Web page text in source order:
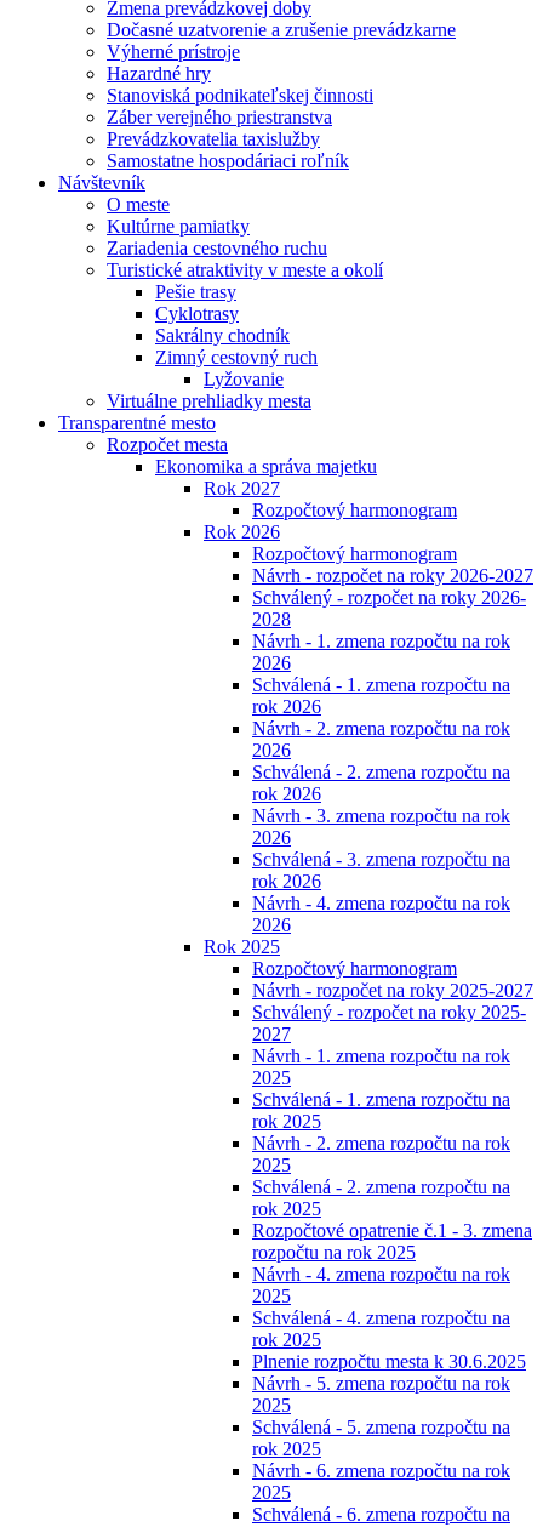
Zmena prevádzkovej doby
Dočasné uzatvorenie a zrušenie prevádzkarne
Výherné prístroje
Hazardné hry
Stanoviská podnikateľskej činnosti
Záber verejného priestranstva
Prevádzkovatelia taxislužby
Samostatne hospodáriaci roľník
Návštevník
O meste
Kultúrne pamiatky
Zariadenia cestovného ruchu
Turistické atraktivity v meste a okolí
Pešie trasy
Cyklotrasy
Sakrálny chodník
Zimný cestovný ruch
Lyžovanie
Virtuálne prehliadky mesta
Transparentné mesto
Rozpočet mesta
Ekonomika a správa majetku
Rok 2027
Rozpočtový harmonogram
Rok 2026
Rozpočtový harmonogram
Návrh - rozpočet na roky 2026-2027
Schválený - rozpočet na roky 2026-
2028
Návrh - 1. zmena rozpočtu na rok
2026
Schválená - 1. zmena rozpočtu na
rok 2026
Návrh - 2. zmena rozpočtu na rok
2026
Schválená - 2. zmena rozpočtu na
rok 2026
Návrh - 3. zmena rozpočtu na rok
2026
Schválená - 3. zmena rozpočtu na
rok 2026
Návrh - 4. zmena rozpočtu na rok
2026
Rok 2025
Rozpočtový harmonogram
Návrh - rozpočet na roky 2025-2027
Schválený - rozpočet na roky 2025-
2027
Návrh - 1. zmena rozpočtu na rok
2025
Schválená - 1. zmena rozpočtu na
rok 2025
Návrh - 2. zmena rozpočtu na rok
2025
Schválená - 2. zmena rozpočtu na
rok 2025
Rozpočtové opatrenie č.1 - 3. zmena
rozpočtu na rok 2025
Návrh - 4. zmena rozpočtu na rok
2025
Schválená - 4. zmena rozpočtu na
rok 2025
Plnenie rozpočtu mesta k 30.6.2025
Návrh - 5. zmena rozpočtu na rok
2025
Schválená - 5. zmena rozpočtu na
rok 2025
Návrh - 6. zmena rozpočtu na rok
2025
Schválená - 6. zmena rozpočtu na